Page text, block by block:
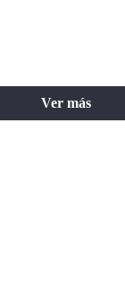
Ver más